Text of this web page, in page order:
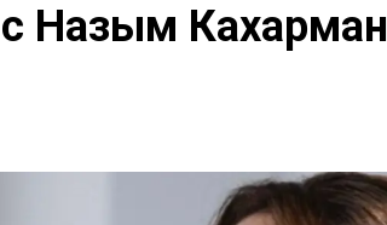
Назым Кахарман